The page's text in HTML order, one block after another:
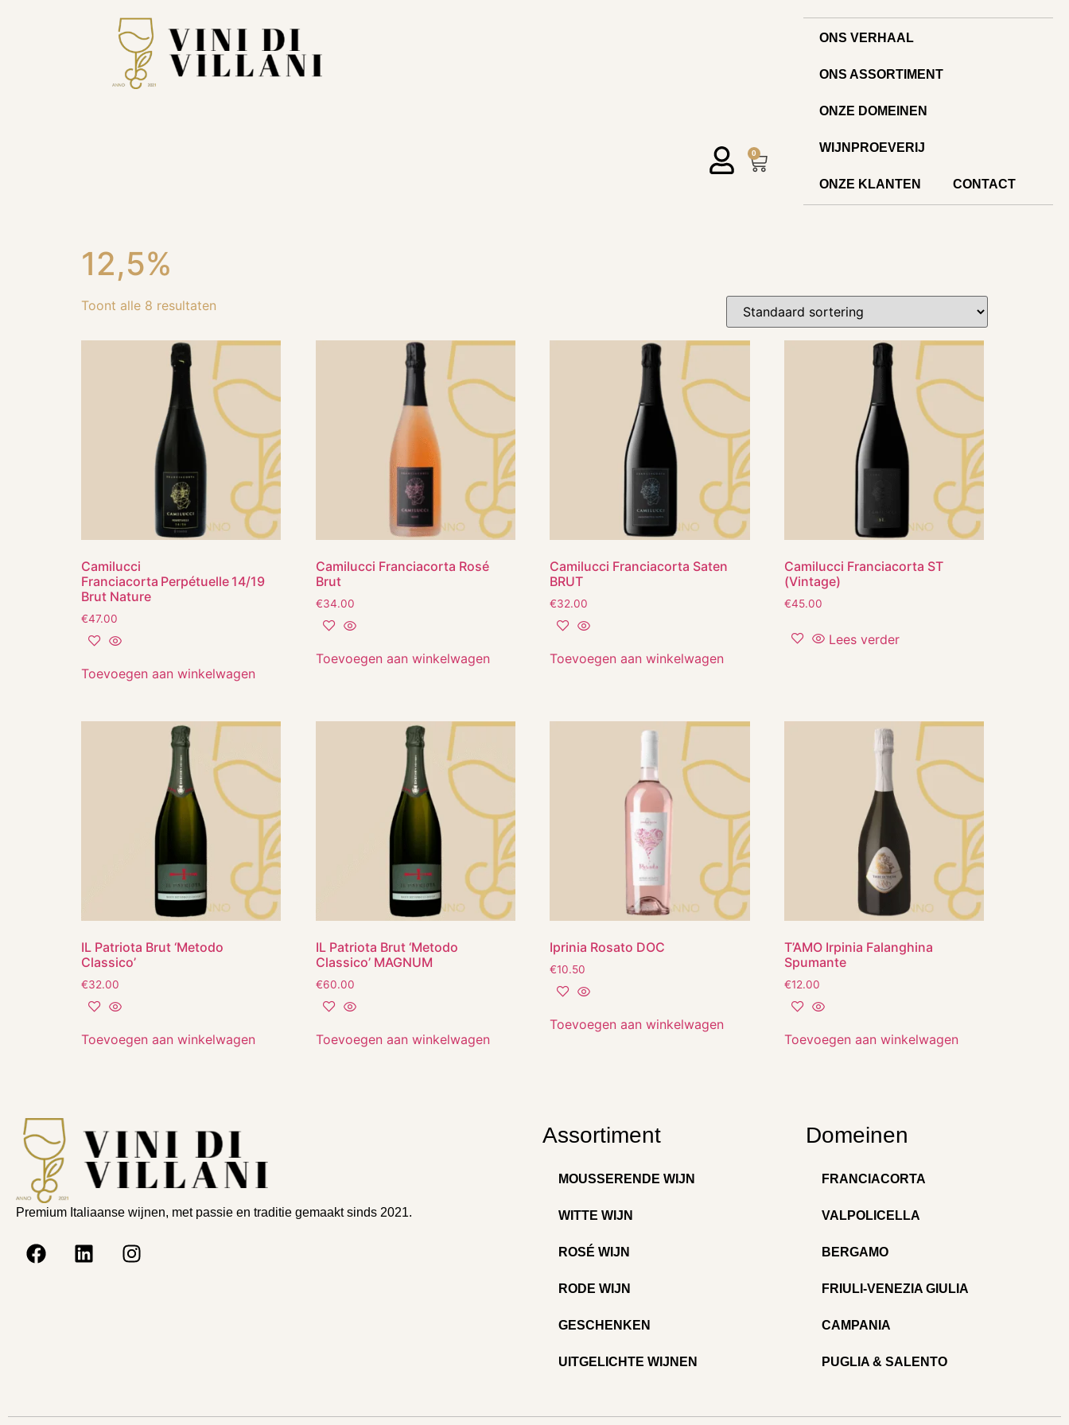
0
ONS VERHAAL
ONS ASSORTIMENT
ONZE DOMEINEN
WIJNPROEVERIJ
ONZE KLANTEN CONTACT
12,5%
Toont alle 8 resultaten
Camilucci
Franciacorta Perpétuelle 14/19
Brut Nature
€47.00
Toevoegen aan winkelwagen
Camilucci Franciacorta Rosé
Brut
€34.00
Toevoegen aan winkelwagen
Camilucci Franciacorta Saten
BRUT
€32.00
Toevoegen aan winkelwagen
Camilucci Franciacorta ST
(Vintage)
€45.00
Lees verder
IL Patriota Brut ‘Metodo
Classico’
€32.00
Toevoegen aan winkelwagen
IL Patriota Brut ‘Metodo
Classico’ MAGNUM
€60.00
Toevoegen aan winkelwagen
Iprinia Rosato DOC
€10.50
Toevoegen aan winkelwagen
T’AMO Irpinia Falanghina
Spumante
€12.00
Toevoegen aan winkelwagen
Premium Italiaanse wijnen, met passie en traditie gemaakt sinds 2021.
Assortiment
MOUSSERENDE WIJN
WITTE WIJN
ROSÉ WIJN
RODE WIJN
GESCHENKEN
UITGELICHTE WIJNEN
Domeinen
FRANCIACORTA
VALPOLICELLA
BERGAMO
FRIULI-VENEZIA GIULIA
CAMPANIA
PUGLIA & SALENTO